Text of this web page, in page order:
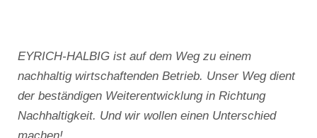
EYRICH-HALBIG ist auf dem Weg zu einem
nachhaltig wirtschaftenden Betrieb. Unser Weg dient
der beständigen Weiterentwicklung in Richtung
Nachhaltigkeit. Und wir wollen einen Unterschied